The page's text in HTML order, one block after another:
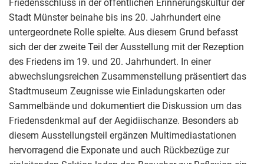
Friedensschluss in der öffentlichen Erinnerungskultur der
Stadt Münster beinahe bis ins 20. Jahrhundert eine
untergeordnete Rolle spielte. Aus diesem Grund befasst
sich der der zweite Teil der Ausstellung mit der Rezeption
des Friedens im 19. und 20. Jahrhundert. In einer
abwechslungsreichen Zusammenstellung präsentiert das
Stadtmuseum Zeugnisse wie Einladungskarten oder
Sammelbände und dokumentiert die Diskussion um das
Friedensdenkmal auf der Aegidiischanze. Besonders ab
diesem Ausstellungsteil ergänzen Multimediastationen
hervorragend die Exponate und auch Rückbezüge zur